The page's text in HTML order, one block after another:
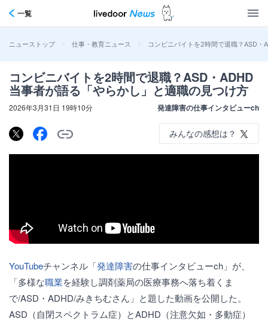
一覧
ニューストップ > 仕事・教育ニュース > コンビニバイトを2時間で退職？ASD・
コンビニバイトを2時間で退職？ASD・ADHD
当事者が語る「やらかし」と適職の見つけ方
2026年3月31日 19時10分 発達障害の仕事インタビューch
みんなの感想は？
YouTubeチャンネル「発達障害の仕事インタビューch」が、
「多様な職業を経験し調剤薬局の医療事務へ落ち着くま
で/ASD・ADHD/みきちむさん」と題した動画を公開した。
ASD（自閉スペクトラム症）とADHD（注意欠如・多動症）